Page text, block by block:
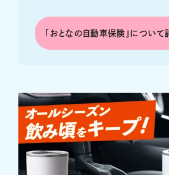
「おとなの自動車保険」について